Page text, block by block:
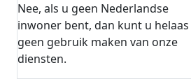
Nee, als u geen Nederlandse
inwoner bent, dan kunt u helaas
geen gebruik maken van onze
diensten.